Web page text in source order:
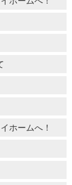
ホームへ！